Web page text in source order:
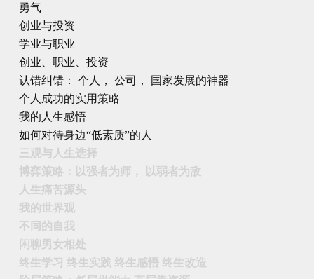
勇气
创业与投资
学业与职业
创业、职业、投资
认错纠错： 个人， 公司， 国家发展的神器
个人成功的实用策略
我的人生感悟
如何对待身边“低素质”的人
三观与人生选择
博弈策略：以强者为师， 以弱者为敌
人生痛苦源头
我的世界观
不同的自我
闲聊男女相处
终生学习 终生实践 终生感悟 终生改造